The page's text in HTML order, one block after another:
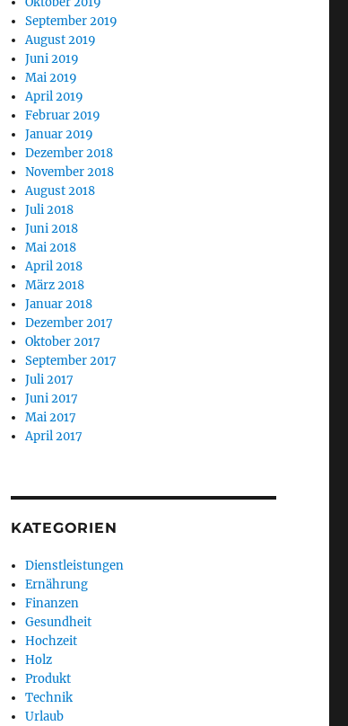
September 2019
August 2019
Juni 2019
Mai 2019
April 2019
Februar 2019
Januar 2019
Dezember 2018
November 2018
August 2018
Juli 2018
Juni 2018
Mai 2018
April 2018
März 2018
Januar 2018
Dezember 2017
Oktober 2017
September 2017
Juli 2017
Juni 2017
Mai 2017
April 2017
KATEGORIEN
Dienstleistungen
Ernährung
Finanzen
Gesundheit
Hochzeit
Holz
Produkt
Technik
Urlaub